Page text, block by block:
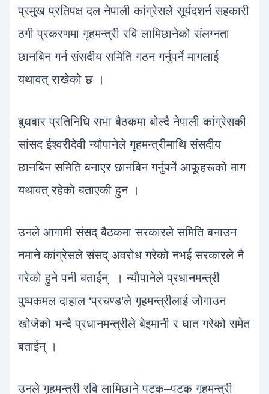
b
o
o
k
e
n
g
A
p
p
प्रमुख प्रतिपक्ष दल नेपाली कांग्रेसले सूर्यदशर्न सहकारी
ठगी प्रकरणमा गृहमन्त्री रवि लामिछानेको संलग्नता
छानबिन गर्न संसदीय समिति गठन गर्नुपर्ने मागलाई
यथावत् राखेको छ ।
बुधबार प्रतिनिधि सभा बैठकमा बोल्दै नेपाली कांग्रेसकी
सांसद ईश्वरीदेवी न्यौपानेले गृहमन्त्रीमाथि संसदीय
छानबिन समिति बनाएर छानबिन गर्नुपर्ने आफूहरूको माग
यथावत् रहेको बताएकी हुन ।
उनले आगामी संसद् बैठकमा सरकारले समिति बनाउन
नमाने कांग्रेसले संसद् अवरोध गरेको नभई सरकारले नै
गरेको हुने पनी बताईन् । न्यौपानेले प्रधानमन्त्री
पुष्पकमल दाहाल ‘प्रचण्ड’ले गृहमन्त्रीलाई जोगाउन
खोजेको भन्दै प्रधानमन्त्रीले बेइमानी र घात गरेको समेत
बताईन् ।
उनले गृहमन्त्री रवि लामिछाने पटक–पटक गृहमन्त्री